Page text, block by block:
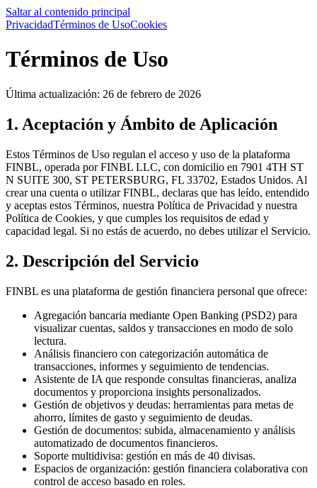
Saltar al contenido principal
PrivacidadTérminos de UsoCookies
Términos de Uso
Última actualización: 26 de febrero de 2026
1. Aceptación y Ámbito de Aplicación
Estos Términos de Uso regulan el acceso y uso de la plataforma
FINBL, operada por FINBL LLC, con domicilio en 7901 4TH ST
N SUITE 300, ST PETERSBURG, FL 33702, Estados Unidos. Al
crear una cuenta o utilizar FINBL, declaras que has leído, entendido
y aceptas estos Términos, nuestra Política de Privacidad y nuestra
Política de Cookies, y que cumples los requisitos de edad y
capacidad legal. Si no estás de acuerdo, no debes utilizar el Servicio.
2. Descripción del Servicio
FINBL es una plataforma de gestión financiera personal que ofrece:
Agregación bancaria mediante Open Banking (PSD2) para
visualizar cuentas, saldos y transacciones en modo de solo
lectura.
Análisis financiero con categorización automática de
transacciones, informes y seguimiento de tendencias.
Asistente de IA que responde consultas financieras, analiza
documentos y proporciona insights personalizados.
Gestión de objetivos y deudas: herramientas para metas de
ahorro, límites de gasto y seguimiento de deudas.
Gestión de documentos: subida, almacenamiento y análisis
automatizado de documentos financieros.
Soporte multidivisa: gestión en más de 40 divisas.
Espacios de organización: gestión financiera colaborativa con
control de acceso basado en roles.